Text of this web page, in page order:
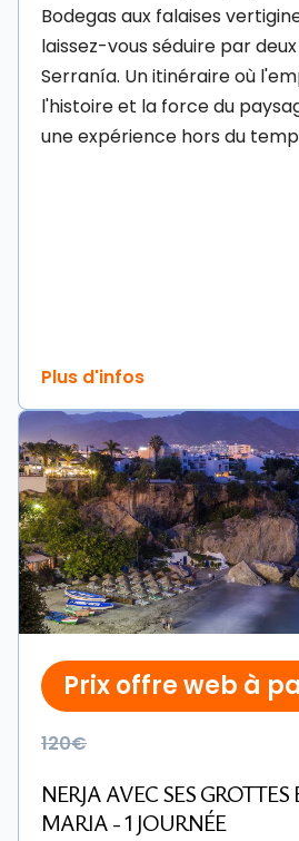
Bodegas aux falaises
laissez-vous séduire par
Serranía. Un itinéraire où
l'histoire et la force du
une expérience hors du
Prix offre web à
120€
NERJA AVEC SES
MARIA - 1 JOURNÉE